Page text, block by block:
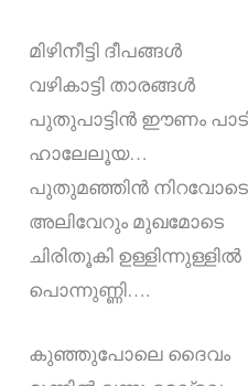
മിഴിനീട്ടി ദീപങ്ങൾ
വഴികാട്ടി താരങ്ങൾ
പുതുപാട്ടിൻ ഈണം
ഹാലേലൂയ…
പുതുമഞ്ഞിൻ നിറവോടെ
അലിവേറും മുഖമോടെ
ചിരിതൂകി ഉള്ളിന്നുള്ളിൽ
പൊന്നുണ്ണി….
കുഞ്ഞുപോലെ ദൈവം